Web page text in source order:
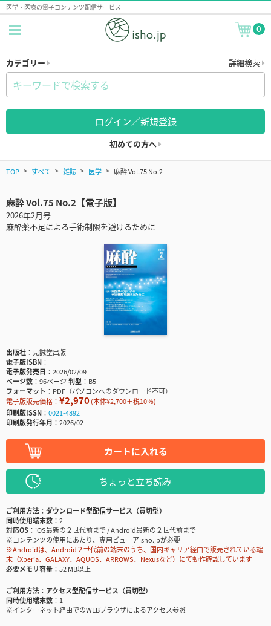
医学・医療の電子コンテンツ配信サービス
0
カテゴリー 詳細検索
ログイン／新規登録
初めての方へ
TOP すべて 雑誌 医学 麻酔 Vol.75 No.2
麻酔 Vol.75 No.2【電子版】
2026年2月号
麻酔薬不足による手術制限を避けるために
出版社
克誠堂出版
電子版ISBN
電子版発売日
2026/02/09
ページ数
96ページ判型
B5
フォーマット
PDF（パソコンへのダウンロード不可）
電子版販売価格： ¥2,970(本体¥2,700＋税10％)
印刷版ISSN
0021-4892
印刷版発行年月
2026/02
カートに入れる
ちょっと立ち読み
ご利用方法
ダウンロード型配信サービス（買切型）
同時使用端末数
2
対応OS
iOS最新の２世代前まで / Android最新の２世代前まで
※コンテンツの使用にあたり、専用ビューアisho.jpが必要
※Androidは、Android２世代前の端末のうち、国内キャリア経由で販売されている端
末（Xperia、GALAXY、AQUOS、ARROWS、Nexusなど）にて動作確認しています
必要メモリ容量
52 MB以上
ご利用方法
アクセス型配信サービス（買切型）
同時使用端末数
1
※インターネット経由でのWEBブラウザによるアクセス参照